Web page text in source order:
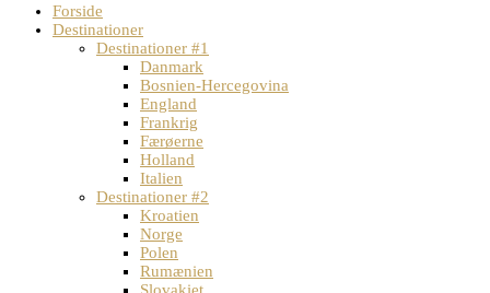
Forside
Destinationer
Destinationer #1
Danmark
Bosnien-Hercegovina
England
Frankrig
Færøerne
Holland
Italien
Destinationer #2
Kroatien
Norge
Polen
Rumænien
Slovakiet